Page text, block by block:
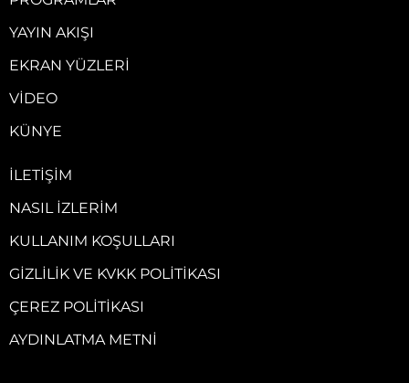
YAYIN AKIŞI
EKRAN YÜZLERI
VIDEO
KÜNYE
İLETIŞIM
NASIL İZLERIM
KULLANIM KOŞULLARI
GIZLILIK VE KVKK POLITIKASI
ÇEREZ POLITIKASI
AYDINLATMA METNI